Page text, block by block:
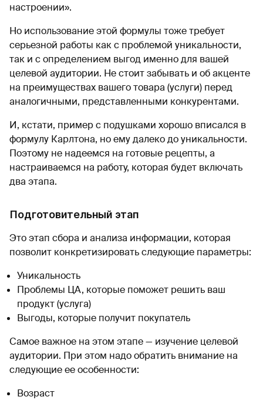
настроении».
Но использование этой формулы тоже требует
серьезной работы как с проблемой уникальности,
так и с определением выгод именно для вашей
целевой аудитории. Не стоит забывать и об акценте
на преимуществах вашего товара (услуги) перед
аналогичными, представленными конкурентами.
И, кстати, пример с подушками хорошо вписался в
формулу Карлтона, но ему далеко до уникальности.
Поэтому не надеемся на готовые рецепты, а
настраиваемся на работу, которая будет включать
два этапа.
Подготовительный этап
Это этап сбора и анализа информации, которая
позволит конкретизировать следующие параметры:
Уникальность
Проблемы ЦА, которые поможет решить ваш
продукт (услуга)
Выгоды, которые получит покупатель
Самое важное на этом этапе — изучение целевой
аудитории. При этом надо обратить внимание на
следующие ее особенности:
Возраст